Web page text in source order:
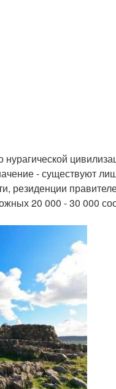
- существуют
резиденции
20 000 - 30 000